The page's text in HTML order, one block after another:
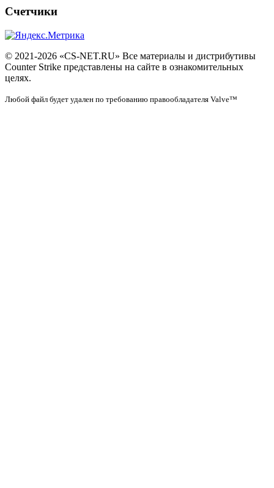
Счетчики
© 2021-2026 «CS-NET.RU» Все материалы и дистрибутивы
Counter Strike представлены на сайте в ознакомительных
целях.
Любой файл будет удален по требованию правообладателя Valve™